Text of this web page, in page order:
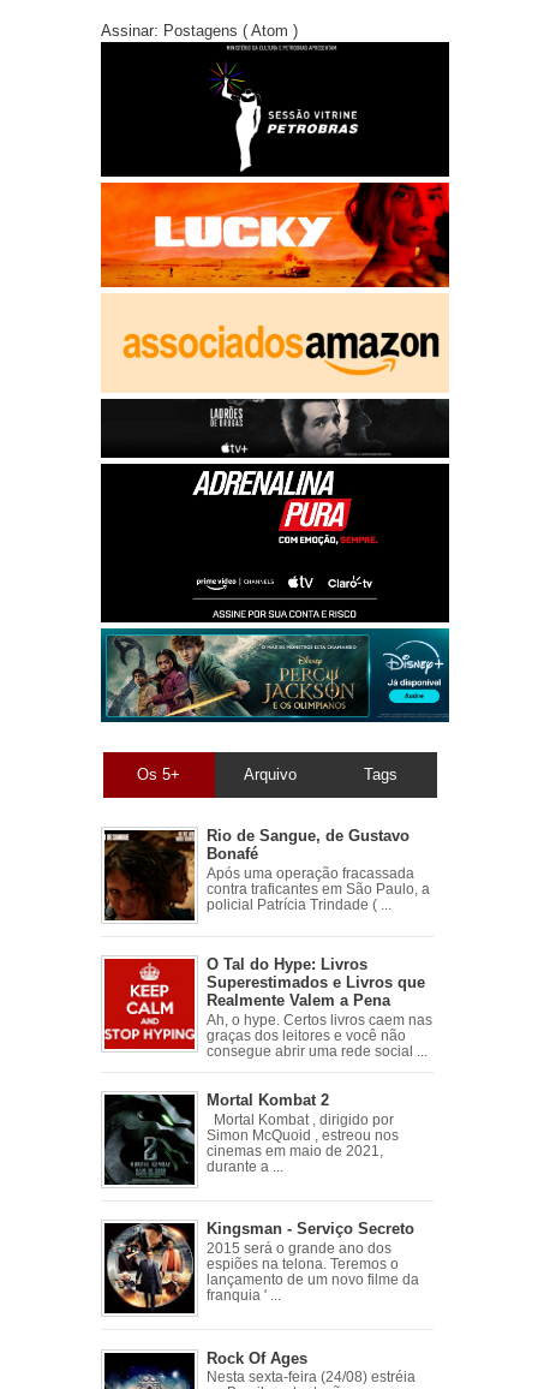
Assinar: Postagens ( Atom )
Os 5+ Arquivo Tags
Rio de Sangue, de Gustavo
Bonafé
Após uma operação fracassada
contra traficantes em São Paulo, a
policial Patrícia Trindade ( ...
O Tal do Hype: Livros
Superestimados e Livros que
Realmente Valem a Pena
Ah, o hype. Certos livros caem nas
graças dos leitores e você não
consegue abrir uma rede social ...
Mortal Kombat 2
Mortal Kombat , dirigido por
Simon McQuoid , estreou nos
cinemas em maio de 2021,
durante a ...
Kingsman - Serviço Secreto
2015 será o grande ano dos
espiões na telona. Teremos o
lançamento de um novo filme da
franquia ' ...
Rock Of Ages
Nesta sexta-feira (24/08) estréia